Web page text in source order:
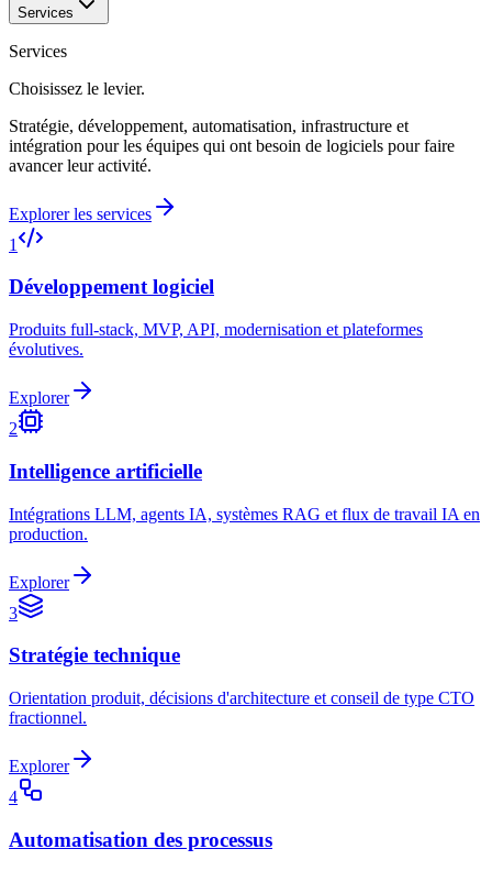
Services
Services
Choisissez le levier.
Stratégie, développement, automatisation, infrastructure et
intégration pour les équipes qui ont besoin de logiciels pour faire
avancer leur activité.
Explorer les services
1
Développement logiciel
Produits full-stack, MVP, API, modernisation et plateformes
évolutives.
Explorer
2
Intelligence artificielle
Intégrations LLM, agents IA, systèmes RAG et flux de travail IA en
production.
Explorer
3
Stratégie technique
Orientation produit, décisions d'architecture et conseil de type CTO
fractionnel.
Explorer
4
Automatisation des processus